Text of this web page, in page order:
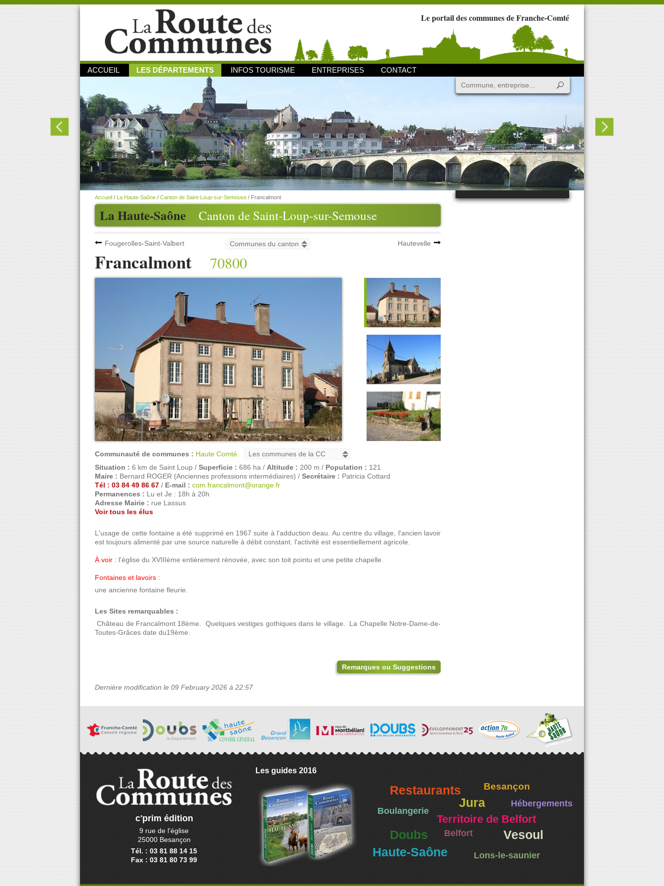
Le portail des communes de Franche-Comté
ACCUEIL LES DÉPARTEMENTS INFOS TOURISME ENTREPRISES CONTACT
La Haute-Saône Canton de Saint-Loup-sur-Semouse
Accueil / La Haute-Saône / Canton de Saint-Loup-sur-Semouse / Francalmont
Fougerolles-Saint-Valbert Hautevelle
Francalmont 70800
Communauté de communes : Haute Comté
Situation : 6 km de Saint Loup / Superficie : 686 ha / Altitude : 200 m / Population : 121
Maire : Bernard ROGER (Anciennes professions intermédiaires) / Secrétaire : Patricia Cottard
Tél : 03 84 49 86 67 / E-mail : com.francalmont@orange.fr
Permanences : Lu et Je : 18h à 20h
Adresse Mairie : rue Lassus
Voir tous les élus
L'usage de cette fontaine a été supprimé en 1967 suite à l'adduction deau. Au centre du village, l'ancien lavoir
est toujours alimenté par une source naturelle à débit constant. l'activité est essentiellement agricole.
À voir : l'église du XVIIIème entièrement rénovée, avec son toit pointu et une petite chapelle.
Fontaines et lavoirs :
une ancienne fontaine fleurie.
Les Sites remarquables :
 Château de Francalmont 18ème.  Quelques vestiges gothiques dans le village.  La Chapelle Notre-Dame-de-
Toutes-Grâces date du19ème.
Remarques ou Suggestions
Dernière modification le 09 February 2026 à 22:57
c'prim édition
9 rue de l'église
25000 Besançon
Tél. : 03 81 88 14 15
Fax : 03 81 80 73 99
Les guides 2016
Restaurants Besançon
Jura Hébergements
Boulangerie
Territoire de Belfort
Doubs Belfort
Vesoul
Haute-Saône
Lons-le-saunier